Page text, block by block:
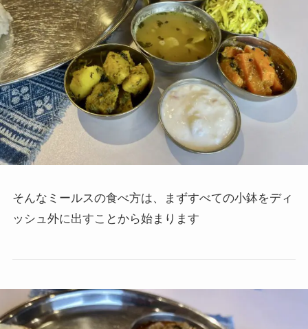
そんなミールスの食べ方は、まずすべての小鉢をディ
ッシュ外に出すことから始まります